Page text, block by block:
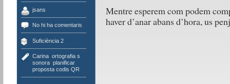
jsans
No hi ha comentaris
Suficiència 2
Carina, ortografia s
sonora, planificar
proposta codis QR
Mentre esperem com podem
haver d’anar abans d’hora, us